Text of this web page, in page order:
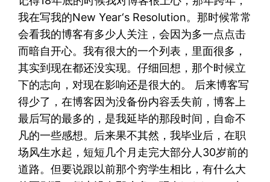
我在写我的New Year‘s Resolution。那时候常常
会看我的博客有多少人关注，会因为多一点点击
而暗自开心。我有很大的一个列表，里面很多，
其实到现在都还没实现。仔细回想，那个时候立
下的志向，对现在影响还是很大的。 后来博客写
得少了，在博客因为没备份内容丢失前，博客上
最后写的最多的，是我延毕的那段时间，自命不
凡的一些感想。后来果不其然，我毕业后，在职
场风生水起，短短几个月走完大部分人30岁前的
道路。但要说跟以前那个穷学生相比，有什么大